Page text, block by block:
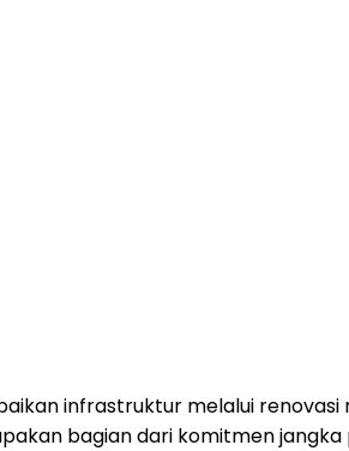
infrastruktur melalui
bagian dari komitmen